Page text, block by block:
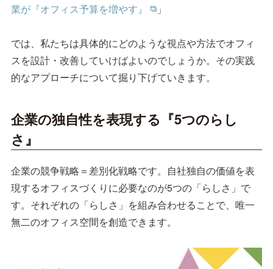
業が『オフィス予算を増やす』
」
では、私たちは具体的にどのような視点や方法でオフィ
スを設計・改善していけばよいのでしょうか。その実践
的なアプローチについて掘り下げていきます。
企業の独自性を表現する『5つのらし
さ』
企業の競争戦略＝差別化戦略です。自社独自の価値を表
現するオフィスづくりに必要なのが5つの「らしさ」で
す。それぞれの「らしさ」を組み合わせることで、唯一
無二のオフィス空間を創造できます。